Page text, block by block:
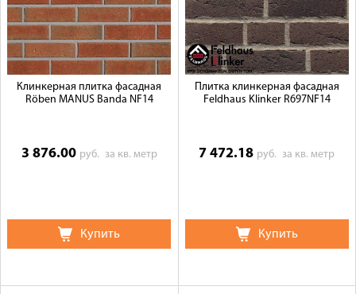
Клинкерная плитка фасадная
Röben MANUS Banda NF14
3 876.00 руб. за кв. метр
Купить
Плитка клинкерная фасадная
Feldhaus Klinker R697NF14
7 472.18 руб.за кв. метр
Купить